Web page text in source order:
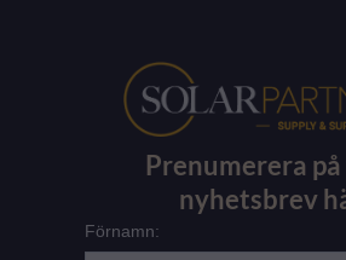
Prenumerera
nyhetsbrev
Förnamn: